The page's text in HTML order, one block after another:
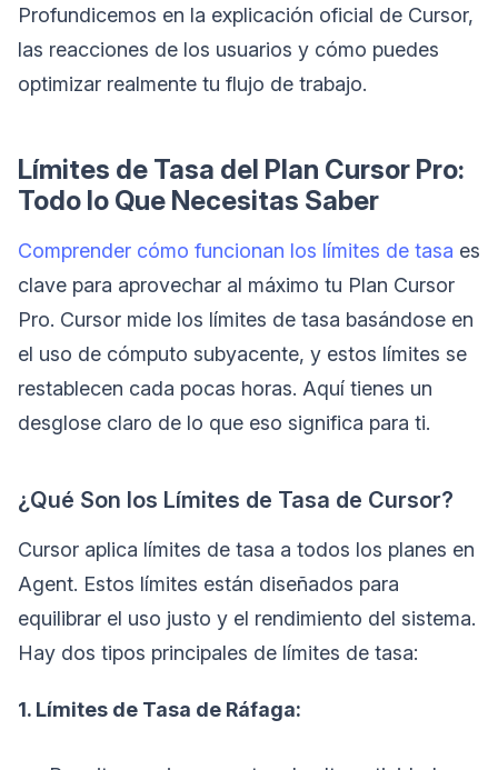
Profundicemos en la explicación oficial de Cursor,
las reacciones de los usuarios y cómo puedes
optimizar realmente tu flujo de trabajo.
Límites de Tasa del Plan Cursor Pro:
Todo lo Que Necesitas Saber
Comprender cómo funcionan los límites de tasa es
clave para aprovechar al máximo tu Plan Cursor
Pro. Cursor mide los límites de tasa basándose en
el uso de cómputo subyacente, y estos límites se
restablecen cada pocas horas. Aquí tienes un
desglose claro de lo que eso significa para ti.
¿Qué Son los Límites de Tasa de Cursor?
Cursor aplica límites de tasa a todos los planes en
Agent. Estos límites están diseñados para
equilibrar el uso justo y el rendimiento del sistema.
Hay dos tipos principales de límites de tasa:
1. Límites de Tasa de Ráfaga: